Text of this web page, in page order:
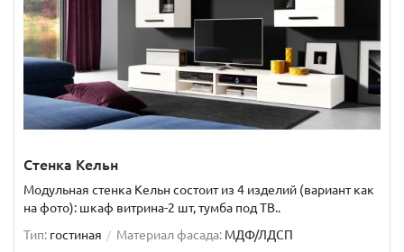
Стенка Кельн
Модульная стенка Кельн состоит из 4 изделий (вариант как
на фото): шкаф витрина-2 шт, тумба под ТВ..
Тип: гостиная Материал фасада: МДФ/ЛДСП